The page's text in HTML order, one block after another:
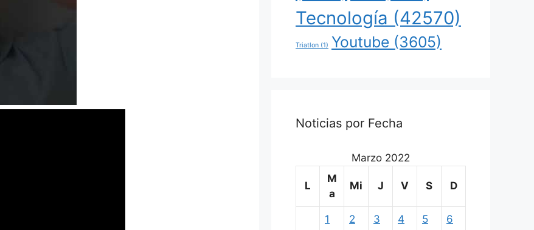
Tecnología (42570)
Triatlon (1) Youtube (3605)
Noticias por Fecha
Marzo 2022
L
M
a
Mi J V S D
1 2 3 4 5 6